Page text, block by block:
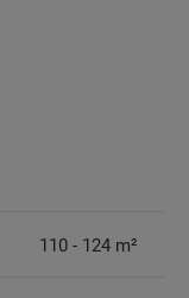
110 - 124 m²